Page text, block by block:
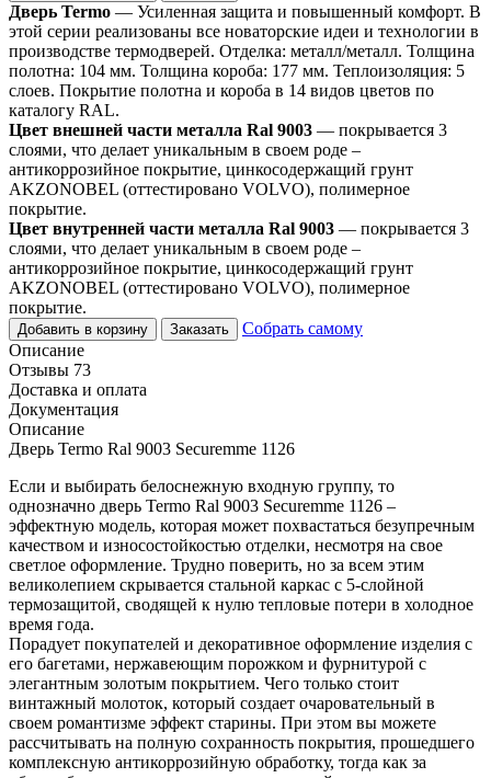
Дверь Termo — Усиленная защита и повышенный комфорт. В
этой серии реализованы все новаторские идеи и технологии в
производстве термодверей. Отделка: металл/металл. Толщина
полотна: 104 мм. Толщина короба: 177 мм. Теплоизоляция: 5
слоев. Покрытие полотна и короба в 14 видов цветов по
каталогу RAL.
Цвет внешней части металла Ral 9003 — покрывается 3
слоями, что делает уникальным в своем роде –
антикоррозийное покрытие, цинкосодержащий грунт
AKZONOBEL (оттестировано VOLVO), полимерное
покрытие.
Цвет внутренней части металла Ral 9003 — покрывается 3
слоями, что делает уникальным в своем роде –
антикоррозийное покрытие, цинкосодержащий грунт
AKZONOBEL (оттестировано VOLVO), полимерное
покрытие.
Добавить в корзину Заказать
Собрать самому
Описание
Отзывы 73
Доставка и оплата
Документация
Описание
Дверь Termo Ral 9003 Securemme 1126
Если и выбирать белоснежную входную группу, то
однозначно дверь Termo Ral 9003 Securemme 1126 –
эффектную модель, которая может похвастаться безупречным
качеством и износостойкостью отделки, несмотря на свое
светлое оформление. Трудно поверить, но за всем этим
великолепием скрывается стальной каркас с 5-слойной
термозащитой, сводящей к нулю тепловые потери в холодное
время года.
Порадует покупателей и декоративное оформление изделия с
его багетами, нержавеющим порожком и фурнитурой с
элегантным золотым покрытием. Чего только стоит
винтажный молоток, который создает очаровательный в
своем романтизме эффект старины. При этом вы можете
рассчитывать на полную сохранность покрытия, прошедшего
комплексную антикоррозийную обработку, тогда как за